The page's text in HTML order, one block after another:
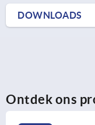
DOWNLOADS
Ontdek ons